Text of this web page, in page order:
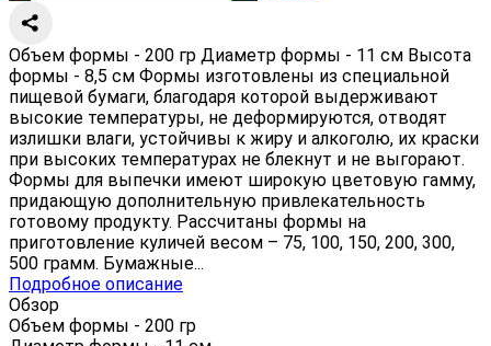
Объем формы - 200 гр Диаметр формы - 11 см Высота
формы - 8,5 см Формы изготовлены из специальной
пищевой бумаги, благодаря которой выдерживают
высокие температуры, не деформируются, отводят
излишки влаги, устойчивы к жиру и алкоголю, их краски
при высоких температурах не блекнут и не выгорают.
Формы для выпечки имеют широкую цветовую гамму,
придающую дополнительную привлекательность
готовому продукту. Рассчитаны формы на
приготовление куличей весом – 75, 100, 150, 200, 300,
500 грамм. Бумажные...
Подробное описание
Обзор
Объем формы - 200 гр